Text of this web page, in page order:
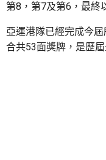
第8，第7及第6，最終
亞運港隊已經完成今
合共53面獎牌，是歷屆